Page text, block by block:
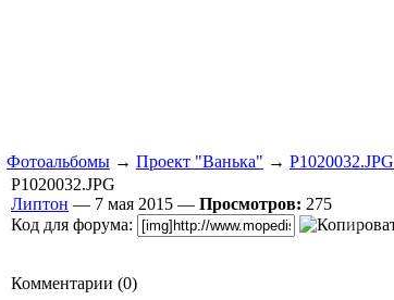
Фотоальбомы → Проект "Ванька" → P1020032.JPG
P1020032.JPG
Липтон — 7 мая 2015 — Просмотров: 275
Код для форума:
Комментарии (0)